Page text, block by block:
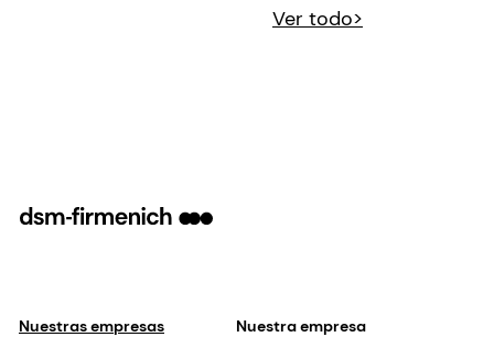
Ver todo>
Nuestras empresas Nuestra empresa